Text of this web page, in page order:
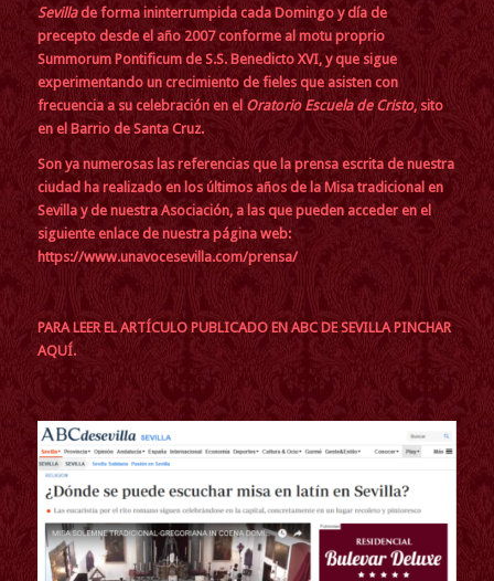
Sevilla de forma ininterrumpida cada Domingo y día de
precepto desde el año 2007 conforme al motu proprio
Summorum Pontificum de S.S. Benedicto XVI, y que sigue
experimentando un crecimiento de fieles que asisten con
frecuencia a su celebración en el Oratorio Escuela de Cristo, sito
en el Barrio de Santa Cruz.
Son ya numerosas las referencias que la prensa escrita de nuestra
ciudad ha realizado en los últimos años de la Misa tradicional en
Sevilla y de nuestra Asociación, a las que pueden acceder en el
siguiente enlace de nuestra página web:
https://www.unavocesevilla.com/prensa/
PARA LEER EL ARTÍCULO PUBLICADO EN ABC DE SEVILLA PINCHAR
AQUÍ.